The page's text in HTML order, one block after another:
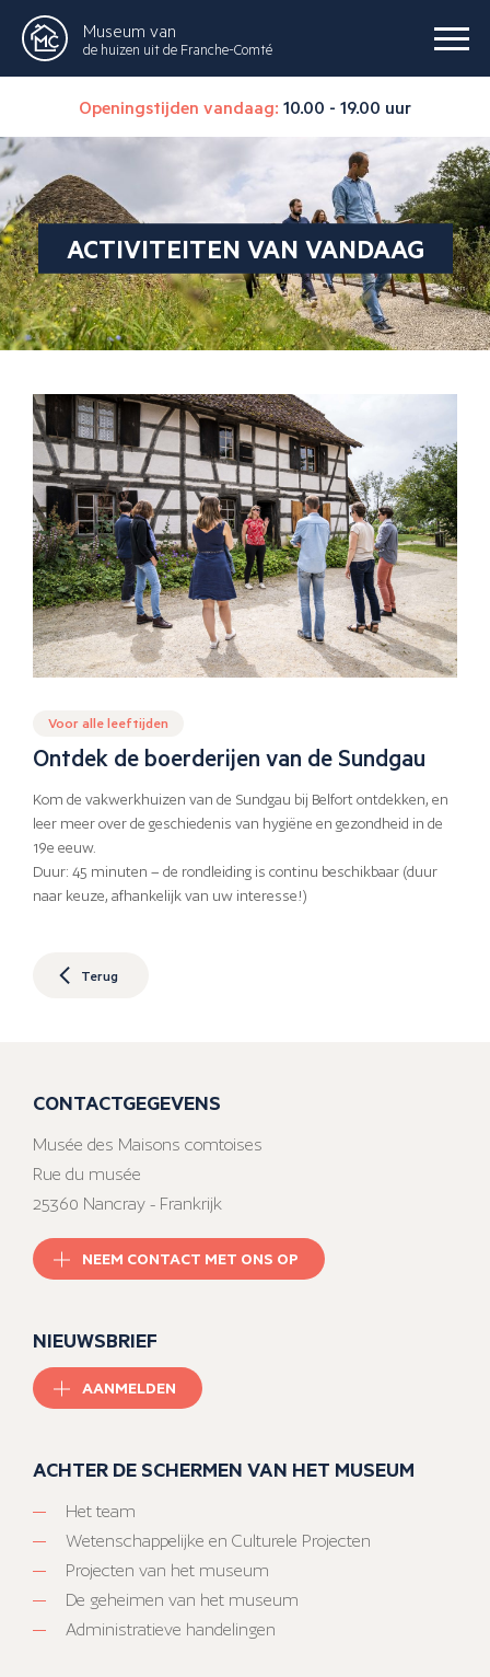
Museum van
de huizen uit de Franche-Comté
Openingstijden vandaag: 10.00 - 19.00 uur
ACTIVITEITEN VAN VANDAAG
Voor alle leeftijden
Ontdek de boerderijen van de Sundgau
Kom de vakwerkhuizen van de Sundgau bij Belfort ontdekken, en
leer meer over de geschiedenis van hygiëne en gezondheid in de
19e eeuw.
Duur: 45 minuten – de rondleiding is continu beschikbaar (duur
naar keuze, afhankelijk van uw interesse!)
Terug
CONTACTGEGEVENS
Musée des Maisons comtoises
Rue du musée
25360 Nancray - Frankrijk
NEEM CONTACT MET ONS OP
NIEUWSBRIEF
AANMELDEN
ACHTER DE SCHERMEN VAN HET MUSEUM
Het team
Wetenschappelijke en Culturele Projecten
Projecten van het museum
De geheimen van het museum
Administratieve handelingen